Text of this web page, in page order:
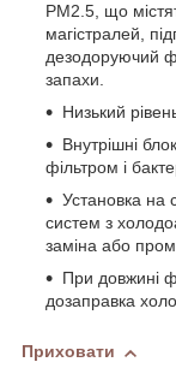
PM2.5, що
магістралей,
дезодоруючий
запахи.
Низький
Внутрішні
фільтром і
Установка на
систем з
заміна або
При довжині
дозаправка
Приховати